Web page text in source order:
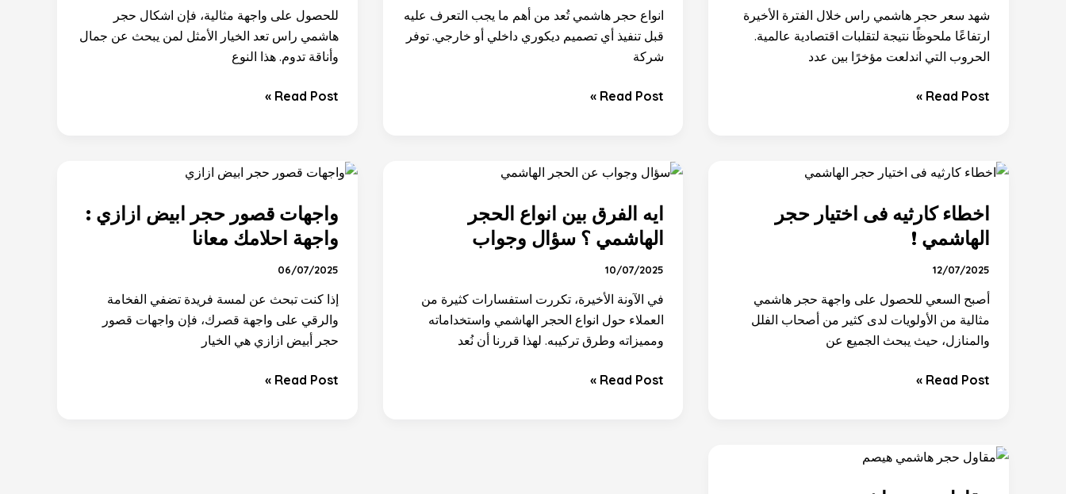
شهد سعر حجر هاشمي راس خلال الفترة الأخيرة
ارتفاعًا ملحوظًا نتيجة لتقلبات اقتصادية عالمية.
الحروب التي اندلعت مؤخرًا بين عدد
Read Post »
انواع حجر هاشمي تُعد من أهم ما يجب التعرف عليه
قبل تنفيذ أي تصميم ديكوري داخلي أو خارجي. توفر
شركة
قبل
الشراء
Read Post »
للحصول على واجهة مثالية، فإن اشكال حجر
هاشمي راس تعد الخيار الأمثل لمن يبحث عن جمال
وأناقة تدوم. هذا النوع
2025
Read Post »
اخطاء كارثيه فى اختيار حجر
الهاشمي !
12/07/2025
أصبح السعي للحصول على واجهة حجر هاشمي
مثالية من الأولويات لدى كثير من أصحاب الفلل
والمنازل، حيث يبحث الجميع عن
اخطاء
فى
اختيار
حجر
الهاشمي
!
Read Post »
ايه الفرق بين انواع الحجر
الهاشمي ؟ سؤال وجواب
10/07/2025
في الآونة الأخيرة، تكررت استفسارات كثيرة من
العملاء حول انواع الحجر الهاشمي واستخداماته
ومميزاته وطرق تركيبه. لهذا قررنا أن نُعد
ايه
بين
انواع
الحجر
الهاشمي
؟
سؤال
وجواب
Read Post »
واجهات قصور حجر ابيض ازازي :
واجهة احلامك معانا
06/07/2025
إذا كنت تبحث عن لمسة فريدة تضفي الفخامة
والرقي على واجهة قصرك، فإن واجهات قصور
حجر أبيض ازازي هي الخيار
واجهات
حجر
ابيض
ازازي
:
واجهة
احلامك
Read Post »
مقاول